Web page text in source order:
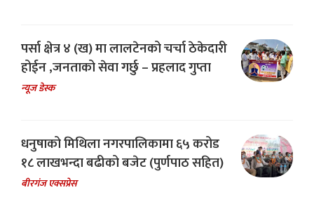
पर्सा क्षेत्र ४ (ख) मा लालटेनको चर्चा ठेकेदारी
होईन ,जनताको सेवा गर्छु – प्रहलाद गुप्ता
न्यूज डेस्क
धनुषाको मिथिला नगरपालिकामा ६५ करोड
१८ लाखभन्दा बढीको बजेट (पुर्णपाठ सहित)
बीरगंज एक्सप्रेस